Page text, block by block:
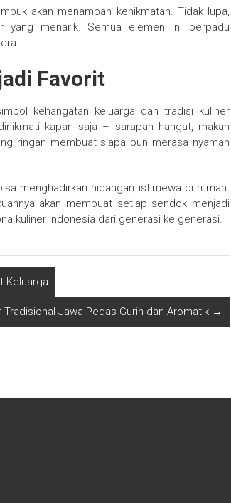
akan menambah kenikmatan. Tidak lupa,
yang menarik. Semua elemen ini berpadu
Favorit
kehangatan keluarga dan tradisi kuliner
kapan saja – sarapan hangat, makan
ringan membuat siapa pun merasa nyaman
menghadirkan hidangan istimewa di rumah.
akan membuat setiap sendok menjadi
kuliner Indonesia dari generasi ke generasi.
Keluarga
Jawa Pedas Gurih dan Aromatik →